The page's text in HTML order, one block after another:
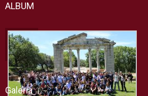
ALBUM
Galeria